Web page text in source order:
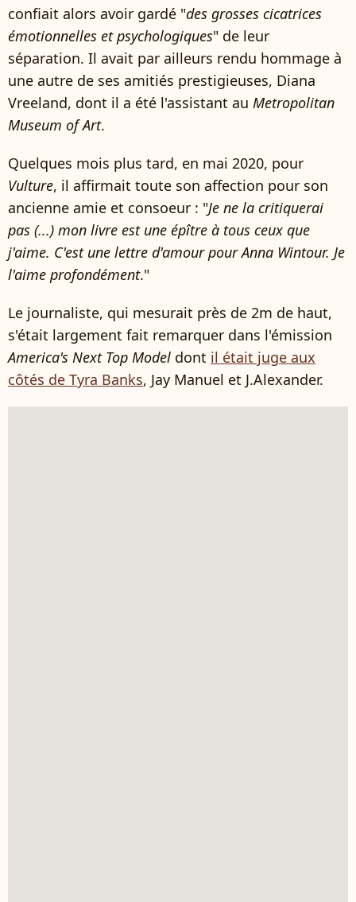
confiait alors avoir gardé "des grosses cicatrices
émotionnelles et psychologiques" de leur
séparation. Il avait par ailleurs rendu hommage à
une autre de ses amitiés prestigieuses, Diana
Vreeland, dont il a été l'assistant au Metropolitan
Museum of Art.
Quelques mois plus tard, en mai 2020, pour
Vulture, il affirmait toute son affection pour son
ancienne amie et consoeur : "Je ne la critiquerai
pas (...) mon livre est une épître à tous ceux que
j'aime. C'est une lettre d'amour pour Anna Wintour. Je
l'aime profondément."
Le journaliste, qui mesurait près de 2m de haut,
s'était largement fait remarquer dans l'émission
America's Next Top Model dont il était juge aux
côtés de Tyra Banks, Jay Manuel et J.Alexander.